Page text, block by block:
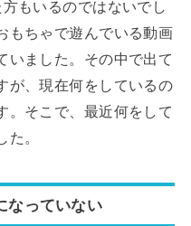
もいるのではないでし
もちゃで遊んでいる動画
いました。その中で出て
が、現在何をしているの
。そこで、最近何をして
。
なっていない